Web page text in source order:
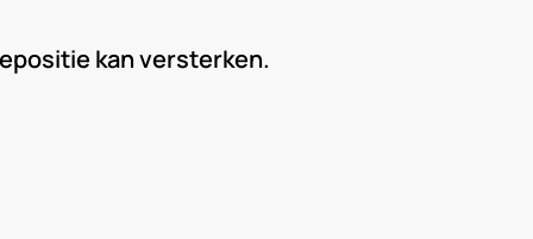
kan versterken.